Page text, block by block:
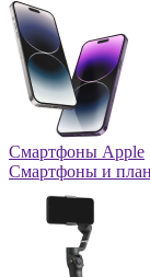
Смартфоны Apple
Смартфоны и